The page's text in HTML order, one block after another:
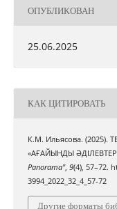
ОПУБЛИКОВАН
25.06.2025
КАК ЦИТИРОВАТЬ
К.М. Ильясова. (2025).
«АҒАЙЫНДЫ
Panorama", 9(4), 57–72.
3994_2022_32_4_57-72
Другие форматы